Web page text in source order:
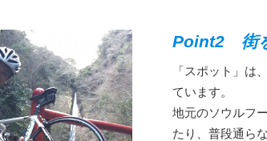
Point2 街
「スポット」は
ています。
地元のソウルフ
たり、普段通ら